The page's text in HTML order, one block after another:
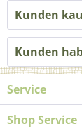
Kunden
Kunden
Service
Shop Service